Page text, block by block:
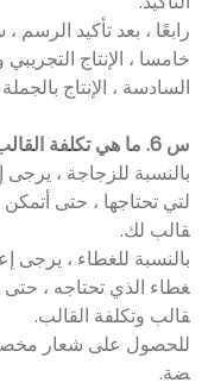
رابعًا ، بعد تأكيد الرسم
خامسا ، الإنتاج
السادسة ، الإنتاج
س 6. ما هي تكلفة القالب؟
بالنسبة للزجاجة ،
لتي تحتاجها ، حتى
قالب لك.
بالنسبة للغطاء ، يرجى
غطاء الذي تحتاجه ،
قالب وتكلفة القالب.
للحصول على شعار مخصص
ضة.